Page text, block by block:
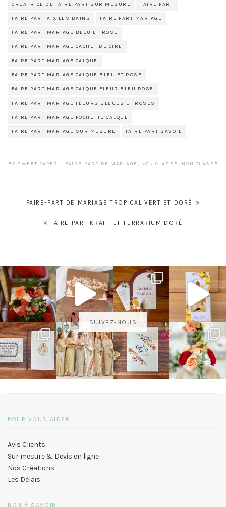
CRÉATRICE DE FAIRE PART SUR MESURE FAIRE PART
FAIRE PART AIX LES BAINS FAIRE PART MARIAGE
FAIRE PART MARIAGE BLEU ET ROSE
FAIRE PART MARIAGE CACHET DE CIRE
FAIRE PART MARIAGE CALQUE
FAIRE PART MARIAGE CALQUE BLEU ET ROSE
FAIRE PART MARIAGE CALQUE FLEUR BLEU ROSE
FAIRE PART MARIAGE FLEURS BLEUES ET ROSES
FAIRE PART MARIAGE POCHETTE CALQUE
FAIRE PART MARIAGE SUR MESURE FAIRE PART SAVOIE
BY SWEET PAPER FAIRE-PART DE MARIAGE , NON CLASSÉ , NON CLASSÉ
Navigation
FAIRE-PART DE MARIAGE TROPICAL VERT ET DORÉ
FAIRE PART KRAFT ET TERRARIUM DORÉ
SUIVEZ-NOUS
POUR VOUS AIDER
Avis Clients
Sur mesure & Devis en ligne
Nos Créations
Les Délais